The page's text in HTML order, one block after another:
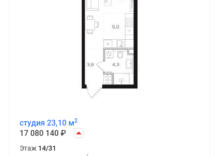
студия 23,10 м2
17 080 140 ₽
Этаж 14/31